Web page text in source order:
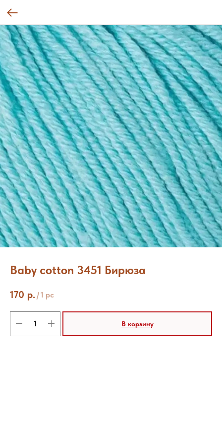
Baby cotton 3451 Бирюза
170 р. /1 pc
В корзину